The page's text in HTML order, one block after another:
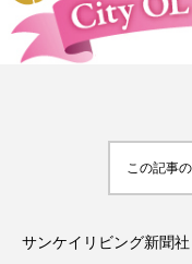
FEATURED
TAG LIST
AI B2B
この記事
サンケイリビング新聞